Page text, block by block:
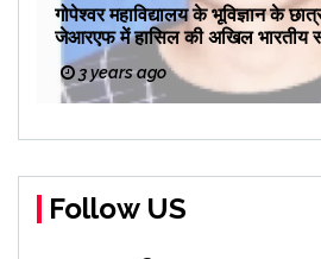
गोपेश्वर महाविद्यालय के भूविज्ञान के
जेआरएफ में हासिल की अखिल भारतीय
3 years ago
Follow US